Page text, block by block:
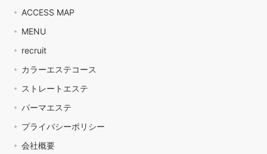
ACCESS MAP
MENU
recruit
カラーエステコース
ストレートエステ
パーマエステ
プライバシーポリシー
会社概要